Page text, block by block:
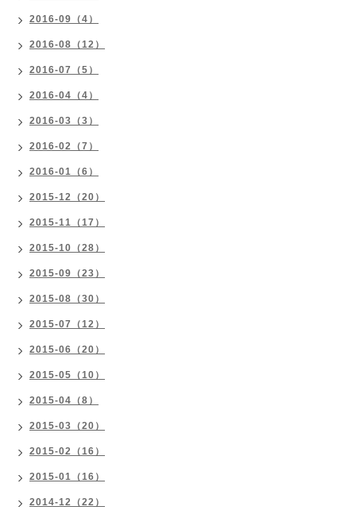
2016-09（4）
2016-08（12）
2016-07（5）
2016-04（4）
2016-03（3）
2016-02（7）
2016-01（6）
2015-12（20）
2015-11（17）
2015-10（28）
2015-09（23）
2015-08（30）
2015-07（12）
2015-06（20）
2015-05（10）
2015-04（8）
2015-03（20）
2015-02（16）
2015-01（16）
2014-12（22）